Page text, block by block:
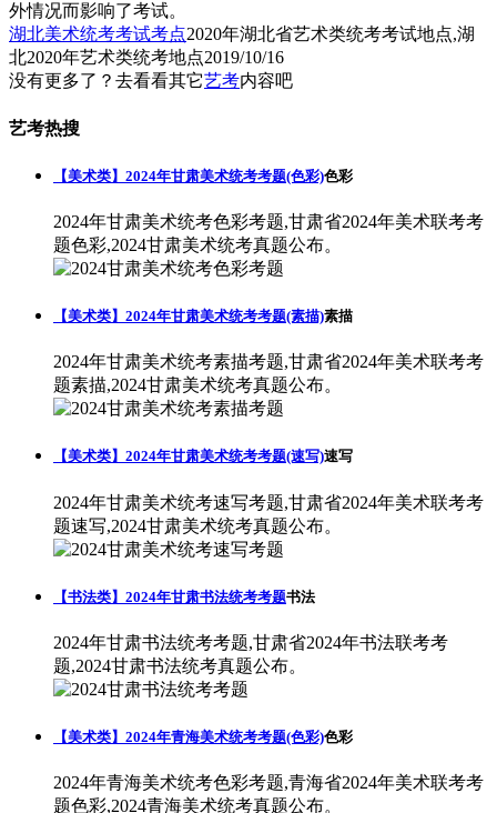
外情况而影响了考试。
湖北美术统考考试考点2020年湖北省艺术类统考考试地点,湖
北2020年艺术类统考地点2019/10/16
没有更多了？去看看其它艺考内容吧
艺考热搜
【美术类】2024年甘肃美术统考考题(色彩)色彩
2024年甘肃美术统考色彩考题,甘肃省2024年美术联考考
题色彩,2024甘肃美术统考真题公布。
【美术类】2024年甘肃美术统考考题(素描)素描
2024年甘肃美术统考素描考题,甘肃省2024年美术联考考
题素描,2024甘肃美术统考真题公布。
【美术类】2024年甘肃美术统考考题(速写)速写
2024年甘肃美术统考速写考题,甘肃省2024年美术联考考
题速写,2024甘肃美术统考真题公布。
【书法类】2024年甘肃书法统考考题书法
2024年甘肃书法统考考题,甘肃省2024年书法联考考
题,2024甘肃书法统考真题公布。
【美术类】2024年青海美术统考考题(色彩)色彩
2024年青海美术统考色彩考题,青海省2024年美术联考考
题色彩,2024青海美术统考真题公布。